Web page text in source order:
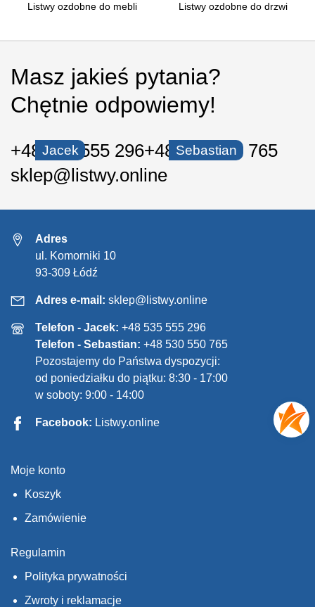
Listwy ozdobne do mebli Listwy ozdobne do drzwi
Masz jakieś pytania?
Chętnie odpowiemy!
Jacek
+48 535 555 296 Sebastian
+48 530 550 765
sklep@listwy.online
Adres
ul. Komorniki 10
93-309 Łódź
Adres e-mail: sklep@listwy.online
Telefon - Jacek: +48 535 555 296
Telefon - Sebastian: +48 530 550 765
Pozostajemy do Państwa dyspozycji:
od poniedziałku do piątku: 8:30 - 17:00
w soboty: 9:00 - 14:00
Facebook: Listwy.online
Moje konto
Koszyk
Zamówienie
Regulamin
Polityka prywatności
Zwroty i reklamacje